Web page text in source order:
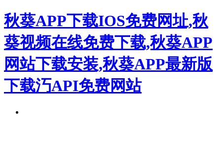
秋葵APP下载IOS免费网址,秋
葵视频在线免费下载,秋葵APP
网站下载安装,秋葵APP最新版
下载汅API免费网站